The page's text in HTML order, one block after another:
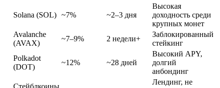
Solana (SOL) ~7% ~2–3 дня
Высокая
доходность среди
крупных монет
Avalanche
(AVAX)
~7–9% 2 недели+
Заблокированный
стейкинг
Polkadot
(DOT)
~12% ~28 дней
Высокий APY,
долгий
анбондинг
Стейблкоины
Лендинг, не